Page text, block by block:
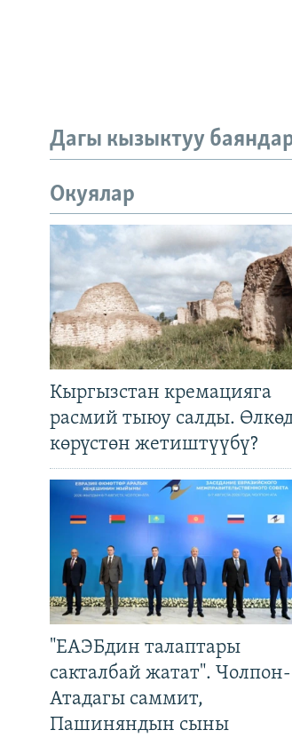
Дагы кызыктуу
Окуялар
Кыргызстан кремацияга
расмий тыюу салды.
көрүстөн жетиштүүбү?
"ЕАЭБдин талаптары
сакталбай жатат". Чолпон-
Атадагы саммит,
Пашиняндын сыны